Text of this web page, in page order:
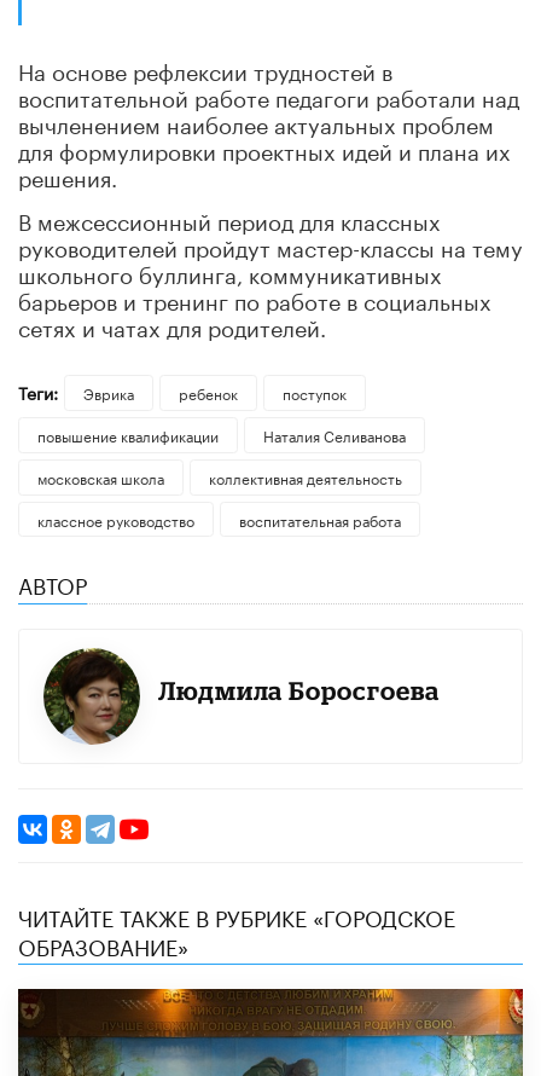
На основе рефлексии трудностей в
воспитательной работе педагоги работали над
вычленением наиболее актуальных проблем
для формулировки проектных идей и плана их
решения.
В межсессионный период для классных
руководителей пройдут мастер-классы на тему
школьного буллинга, коммуникативных
барьеров и тренинг по работе в социальных
сетях и чатах для родителей.
Теги: Эврика ребенок
поступок
повышение квалификации
Наталия Селиванова
московская школа
коллективная деятельность
классное руководство
воспитательная работа
АВТОР
Людмила Боросгоева
ЧИТАЙТЕ ТАКЖЕ В РУБРИКЕ «ГОРОДСКОЕ
ОБРАЗОВАНИЕ»